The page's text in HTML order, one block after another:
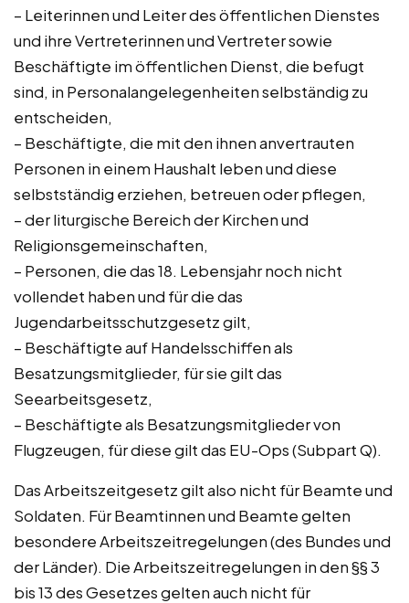
– Leiterinnen und Leiter des öffentlichen Dienstes
und ihre Vertreterinnen und Vertreter sowie
Beschäftigte im öffentlichen Dienst, die befugt
sind, in Personalangelegenheiten selbständig zu
entscheiden,
– Beschäftigte, die mit den ihnen anvertrauten
Personen in einem Haushalt leben und diese
selbstständig erziehen, betreuen oder pflegen,
– der liturgische Bereich der Kirchen und
Religionsgemeinschaften,
– Personen, die das 18. Lebensjahr noch nicht
vollendet haben und für die das
Jugendarbeitsschutzgesetz gilt,
– Beschäftigte auf Handelsschiffen als
Besatzungsmitglieder, für sie gilt das
Seearbeitsgesetz,
– Beschäftigte als Besatzungsmitglieder von
Flugzeugen, für diese gilt das EU-Ops (Subpart Q).
Das Arbeitszeitgesetz gilt also nicht für Beamte und
Soldaten. Für Beamtinnen und Beamte gelten
besondere Arbeitszeitregelungen (des Bundes und
der Länder). Die Arbeitszeitregelungen in den §§ 3
bis 13 des Gesetzes gelten auch nicht für